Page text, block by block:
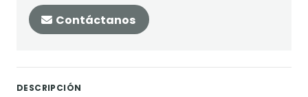
Contáctanos
DESCRIPCIÓN